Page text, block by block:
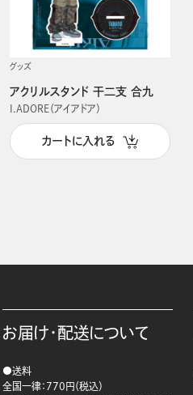
グッズ
アクリルスタンド 干二支 合九
I.ADORE（アイアドア）
カートに入れる
お届け・配送について
●送料
全国一律：770円（税込）